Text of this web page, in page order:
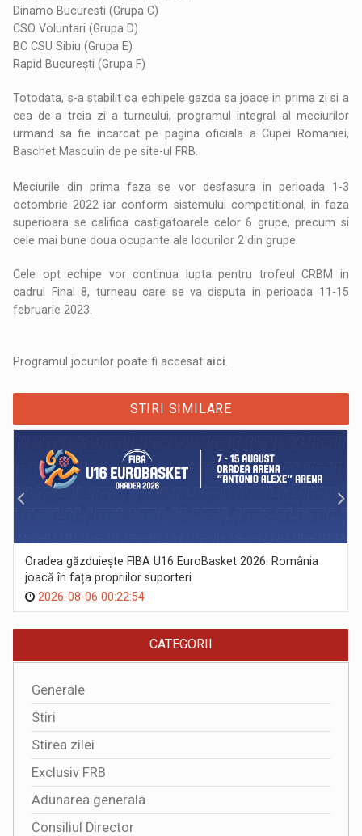
Dinamo Bucuresti (Grupa C)
CSO Voluntari (Grupa D)
BC CSU Sibiu (Grupa E)
Rapid București (Grupa F)
Totodata, s-a stabilit ca echipele gazda sa joace in prima zi si a
cea de-a treia zi a turneului, programul integral al meciurilor
urmand sa fie incarcat pe pagina oficiala a Cupei Romaniei,
Baschet Masculin de pe site-ul FRB.
Meciurile din prima faza se vor desfasura in perioada 1-3
octombrie 2022 iar conform sistemului competitional, in faza
superioara se califica castigatoarele celor 6 grupe, precum si
cele mai bune doua ocupante ale locurilor 2 din grupe.
Cele opt echipe vor continua lupta pentru trofeul CRBM in
cadrul Final 8, turneau care se va disputa in perioada 11-15
februarie 2023.
Programul jocurilor poate fi accesat aici
STIRI SIMILARE
Oradea găzduiește FIBA U16 EuroBasket 2026. România
joacă în fața propriilor suporteri
2026-08-06 00:22:54
CATEGORII
Generale
Stiri
Stirea zilei
Exclusiv FRB
Adunarea generala
Consiliul Director